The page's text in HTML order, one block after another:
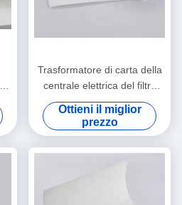
Trasformatore di carta della
centrale elettrica del filtro
dell'olio idraulico della pasta
di cellulosa
Ottieni il miglior
prezzo